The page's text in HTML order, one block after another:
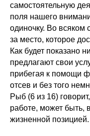
самостоятельную
поля нашего
одиночку. Во всяком
за место, которое
Как будет показано
предлагают свои
прибегая к помощи
отсев и без того
Рыб (6 из 16)
работе, может быть,
жизненной позицией.